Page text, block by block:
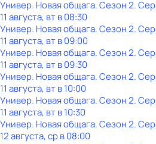
Универ. Новая общага. Сезон 2.
11 августа, вт в 08:30
Универ. Новая общага. Сезон 2.
11 августа, вт в 09:00
Универ. Новая общага. Сезон 2.
11 августа, вт в 09:30
Универ. Новая общага. Сезон 2.
11 августа, вт в 10:00
Универ. Новая общага. Сезон 2.
11 августа, вт в 10:30
Универ. Новая общага. Сезон 2.
12 августа, ср в 08:00